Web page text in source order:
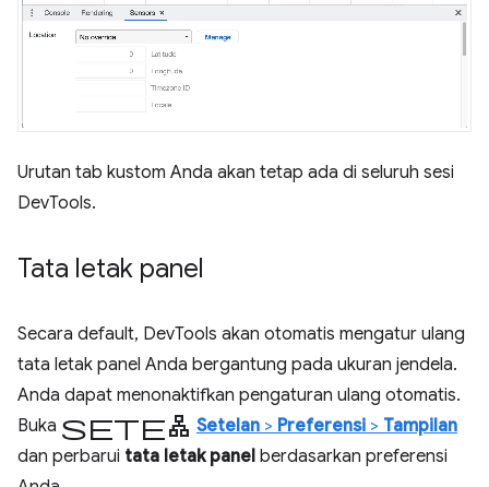
Urutan tab kustom Anda akan tetap ada di seluruh sesi
DevTools.
Tata letak panel
Secara default, DevTools akan otomatis mengatur ulang
tata letak panel Anda bergantung pada ukuran jendela.
Anda dapat menonaktifkan pengaturan ulang otomatis.
Buka setelan Setelan > Preferensi > Tampilan
dan perbarui tata letak panel berdasarkan preferensi